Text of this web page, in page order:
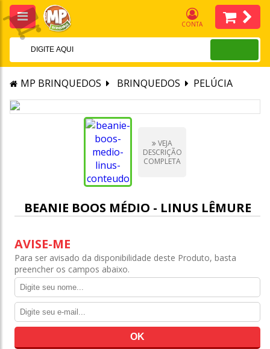
CONTA
MP BRINQUEDOS BRINQUEDOS PELÚCIA
VEJA
DESCRIÇÃO
COMPLETA
BEANIE BOOS MÉDIO - LINUS LÊMURE
AVISE-ME
Para ser avisado da disponibilidade deste Produto, basta
preencher os campos abaixo.